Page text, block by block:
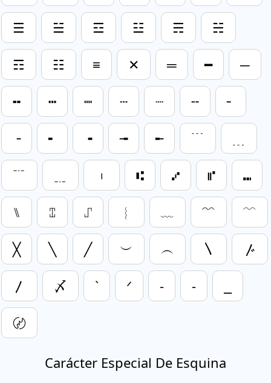
☰ ☱ ☲ ☳ ☴ ☵
☶ ☷ ≡ ✕ ═ ━ ─
╍ ┅ ┉ ┄ ┈ ╌ ╴
╶ ╸ ╺ ╼ ╾ ﹉
﹊ ︲ ⑆ ⑇ ⑈ ⑉
⑊ ⑄ ⑀ ︴ ﹏ ﹌ ﹋
╳ ╲ ╱ ︶ ︵ 〵 〴
〳 〆 ` ᐟ ‐ ⁃
〄
Carácter Especial De Esquina